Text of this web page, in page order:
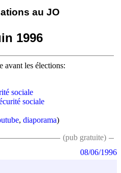
au JO
1996
avant les élections:
sociale
sociale
, diaporama)
(pub gratuite)
08/06/1996